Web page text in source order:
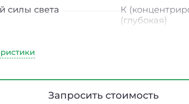
силы света
К
(глубокая)
исполнение
Линза
Алюминий
Запросить стоимость